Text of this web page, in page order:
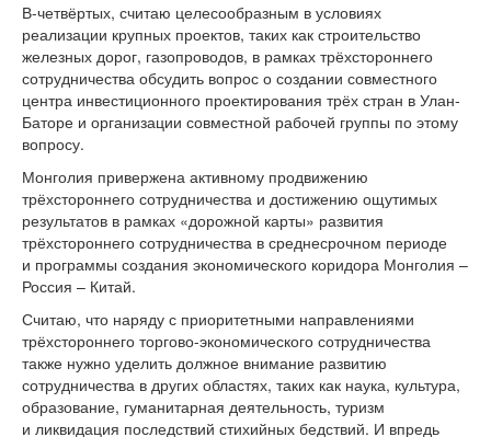
В-четвёртых, считаю целесообразным в условиях
реализации крупных проектов, таких как строительство
железных дорог, газопроводов, в рамках трёхстороннего
сотрудничества обсудить вопрос о создании совместного
центра инвестиционного проектирования трёх стран в Улан-
Баторе и организации совместной рабочей группы по этому
вопросу.
Монголия привержена активному продвижению
трёхстороннего сотрудничества и достижению ощутимых
результатов в рамках «дорожной карты» развития
трёхстороннего сотрудничества в среднесрочном периоде
и программы создания экономического коридора Монголия –
Россия – Китай.
Считаю, что наряду с приоритетными направлениями
трёхстороннего торгово-экономического сотрудничества
также нужно уделить должное внимание развитию
сотрудничества в других областях, таких как наука, культура,
образование, гуманитарная деятельность, туризм
и ликвидация последствий стихийных бедствий. И впредь